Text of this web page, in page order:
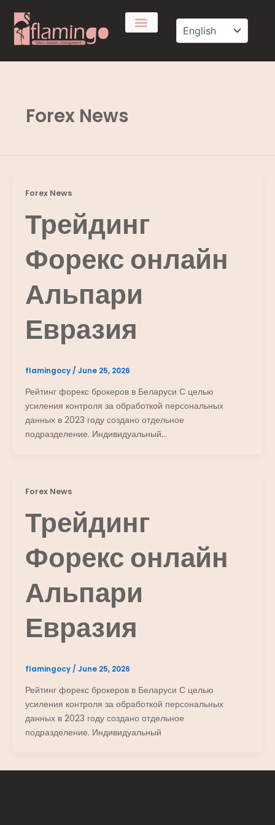
content
Forex News
Forex News
Трейдинг
Форекс онлайн
Альпари
Евразия
flamingocy / June 25, 2026
Рейтинг форекс брокеров в Беларуси С целью
усиления контроля за обработкой персональных
данных в 2023 году создано отдельное
подразделение. Индивидуальный…
Forex News
Трейдинг
Форекс онлайн
Альпари
Евразия
flamingocy / June 25, 2026
Рейтинг форекс брокеров в Беларуси С целью
усиления контроля за обработкой персональных
данных в 2023 году создано отдельное
подразделение. Индивидуальный